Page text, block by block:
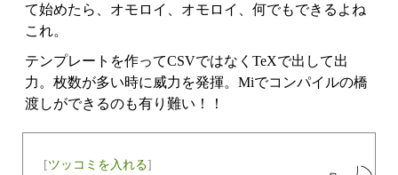
て始めたら、オモロイ、オモロイ、何でもできるよね
これ。
テンプレートを作ってCSVではなくTeXで出して出
力。枚数が多い時に威力を発揮。Miでコンパイルの橋
渡しができるのも有り難い！！
[ツッコミを入れる]